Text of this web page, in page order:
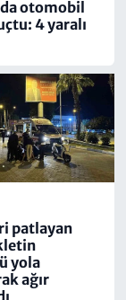
otomobil
4 yaralı
patlayan
yola
ağır